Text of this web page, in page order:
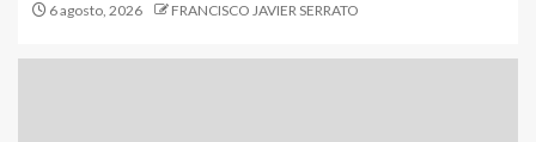
6 agosto, 2026 FRANCISCO JAVIER SERRATO